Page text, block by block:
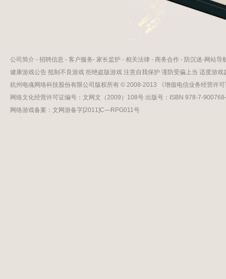
公司简介 - 招聘信息 - 客户服务- 家长监护 - 相关法律 - 商务合作 - 防沉迷-网站导
健康游戏公告 抵制不良游戏 拒绝盗版游戏 注意自我保护 谨防受骗上当 适度游
杭州电魂网络科技股份有限公司版权所有 © 2008-2013 《增值电信业务经营许
网络文化经营许可证编号：文网文（2009）108号 出版号：ISBN 978-7-
网络游戏备案：文网游备字[2011]C—RPG011号